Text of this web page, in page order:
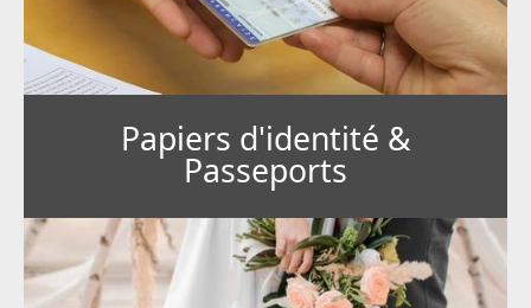
Papiers d'identité &
Passeports